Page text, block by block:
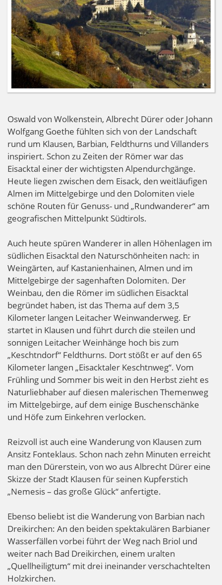
Oswald von Wolkenstein, Albrecht Dürer oder Johann
Wolfgang Goethe fühlten sich von der Landschaft
rund um Klausen, Barbian, Feldthurns und Villanders
inspiriert. Schon zu Zeiten der Römer war das
Eisacktal einer der wichtigsten Alpendurchgänge.
Heute liegen zwischen dem Eisack, den weitläufigen
Almen im Mittelgebirge und den Dolomiten viele
schöne Routen für Genuss- und „Rundwanderer“ am
geografischen Mittelpunkt Südtirols.
Auch heute spüren Wanderer in allen Höhenlagen im
südlichen Eisacktal den Naturschönheiten nach: in
Weingärten, auf Kastanienhainen, Almen und im
Mittelgebirge der sagenhaften Dolomiten. Der
Weinbau, den die Römer im südlichen Eisacktal
begründet haben, ist das Thema auf dem 3,5
Kilometer langen Leitacher Weinwanderweg. Er
startet in Klausen und führt durch die steilen und
sonnigen Leitacher Weinhänge hoch bis zum
„Keschtndorf“ Feldthurns. Dort stößt er auf den 65
Kilometer langen „Eisacktaler Keschtnweg“. Vom
Frühling und Sommer bis weit in den Herbst zieht es
Naturliebhaber auf diesen malerischen Themenweg
im Mittelgebirge, auf dem einige Buschenschänke
und Höfe zum Einkehren verlocken.
Reizvoll ist auch eine Wanderung von Klausen zum
Ansitz Fonteklaus. Schon nach zehn Minuten erreicht
man den Dürerstein, von wo aus Albrecht Dürer eine
Skizze der Stadt Klausen für seinen Kupferstich
„Nemesis – das große Glück“ anfertigte.
Ebenso beliebt ist die Wanderung von Barbian nach
Dreikirchen: An den beiden spektakulären Barbianer
Wasserfällen vorbei führt der Weg nach Briol und
weiter nach Bad Dreikirchen, einem uralten
„Quellheiligtum“ mit drei ineinander verschachtelten
Holzkirchen.